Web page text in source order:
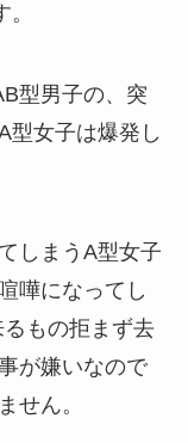
型男子の、突
型女子は爆発し
しまうA型女子
嘩になってし
もの拒まず去
が嫌いなので
せん。